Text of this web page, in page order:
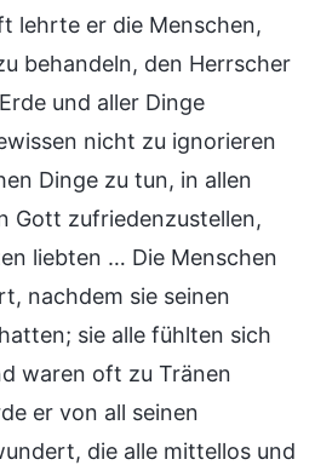
lehrte er die Menschen,
behandeln, den Herrscher
und aller Dinge
nicht zu ignorieren
Dinge zu tun, in allen
Gott zufriedenzustellen,
liebten … Die Menschen
nachdem sie seinen
sie alle fühlten sich
waren oft zu Tränen
er von all seinen
die alle mittellos und